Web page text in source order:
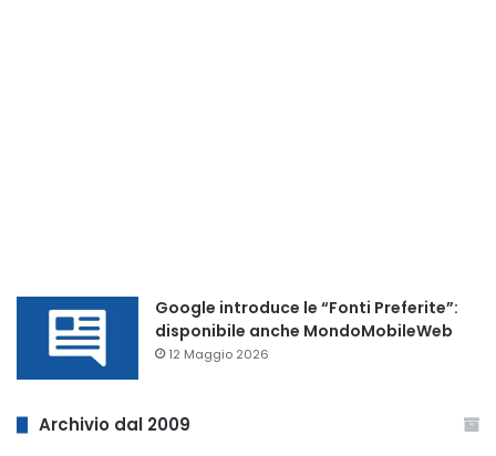
Google introduce le “Fonti Preferite”:
disponibile anche MondoMobileWeb
12 Maggio 2026
Archivio dal 2009